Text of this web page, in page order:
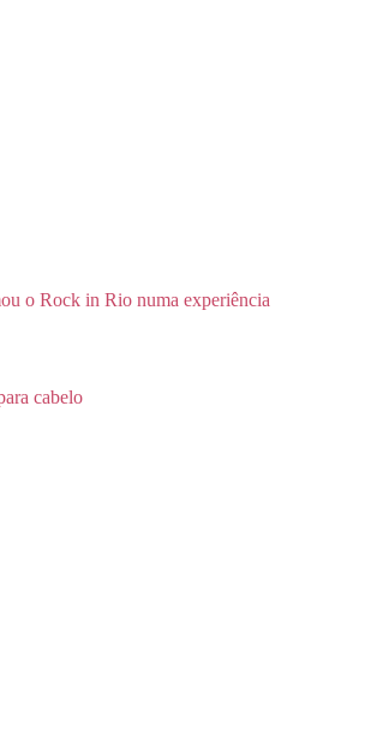
o Rock in Rio numa experiência